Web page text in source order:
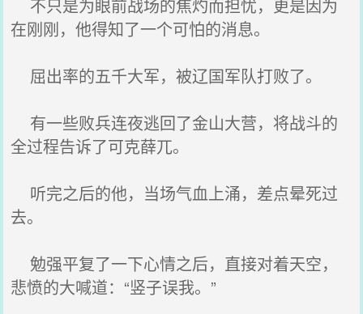
不只是为眼前战场的焦灼而担忧，更是因为
在刚刚，他得知了一个可怕的消息。
屈出率的五千大军，被辽国军队打败了。
有一些败兵连夜逃回了金山大营，将战斗的
全过程告诉了可克薛兀。
听完之后的他，当场气血上涌，差点晕死过
去。
勉强平复了一下心情之后，直接对着天空，
悲愤的大喊道：“竖子误我。”